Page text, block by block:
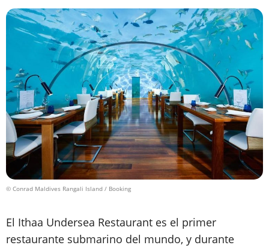
© Conrad Maldives Rangali Island / Booking
El Ithaa Undersea Restaurant es el primer
restaurante submarino del mundo, y durante